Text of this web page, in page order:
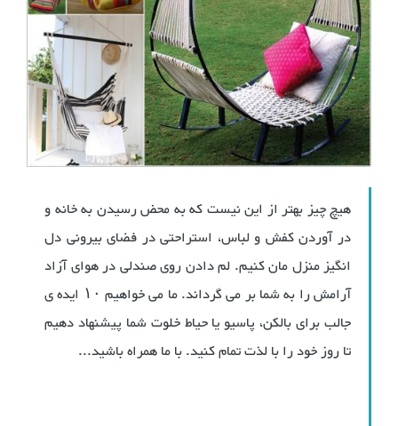
هیچ چیز بهتر از این نیست که به محض رسیدن به خانه و
در آوردن کفش و لباس، استراحتی در فضای بیرونی دل
انگیز منزل مان کنیم. لم دادن روی صندلی در هوای آزاد
آرامش را به شما بر می گرداند. ما می خواهیم ۱۰ ایده ی
جالب برای بالکن، پاسیو یا حیاط خلوت شما پیشنهاد دهیم
تا روز خود را با لذت تمام کنید. با ما همراه باشید...